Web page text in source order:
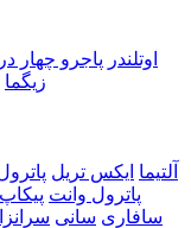
اوتلندر پاجرو چهار در
زیگما
آلتیما ایکس تریل
پاترول وانت
سافاری سانی سرانزا